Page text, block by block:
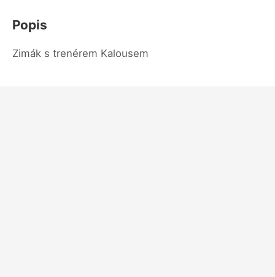
Popis
Zimák s trenérem Kalousem